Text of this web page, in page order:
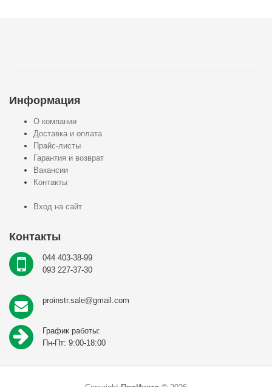
Информация
О компании
Доставка и оплата
Прайс-листы
Гарантия и возврат
Вакансии
Контакты
Вход на сайт
Контакты
044 403-38-99
093 227-37-30
proinstr.sale@gmail.com
График работы:
Пн-Пт: 9:00-18:00